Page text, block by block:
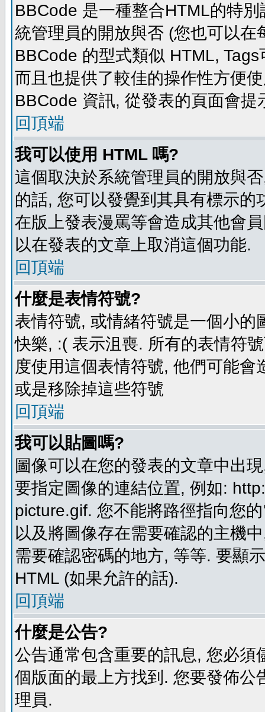
BBCode 是一種整合HTML的特
統管理員的開放與否 (您也可以
BBCode 的型式類似 HTML,
而且也提供了較佳的操作性方便
BBCode 資訊, 從發表的頁面會提
回頂端
我可以使用 HTML 嗎?
這個取決於系統管理員的開放與
的話, 您可以發覺到其具有標示
在版上發表漫罵等會造成其他會
以在發表的文章上取消這個功能.
回頂端
什麼是表情符號?
表情符號, 或情緒符號是一個小
快樂, :( 表示沮喪. 所有的表情符
度使用這個表情符號, 他們可能
或是移除掉這些符號
回頂端
我可以貼圖嗎?
圖像可以在您的發表的文章中出
要指定圖像的連結位置, 例如:
picture.gif. 您不能將路徑指向您
以及將圖像存在需要確認的主機
需要確認密碼的地方, 等等. 要顯
HTML (如果允許的話).
回頂端
什麼是公告?
公告通常包含重要的訊息, 您必
個版面的最上方找到. 您要發佈
理員.